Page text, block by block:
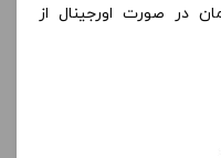
در صورت اورجینال از